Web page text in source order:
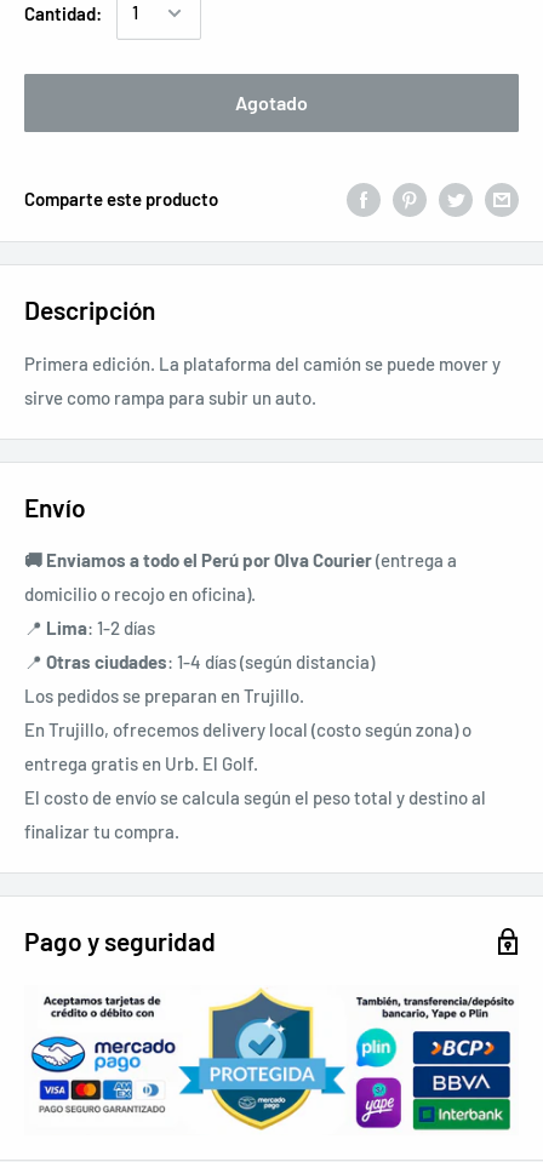
Cantidad:
Agotado
Comparte este producto
Descripción
Primera edición. La plataforma del camión se puede mover y
sirve como rampa para subir un auto.
Envío
🚚 Enviamos a todo el Perú porOlva Courier(entrega a
domicilio o recojo en oficina).
📍 Lima: 1-2 días
📍 Otras ciudades: 1-4 días (según distancia)
Los pedidos se preparan en Trujillo.
En Trujillo, ofrecemos delivery local (costo según zona) o
entrega gratis en Urb. El Golf.
El costo de envío se calcula según el peso total y destino al
finalizar tu compra.
Pago y seguridad